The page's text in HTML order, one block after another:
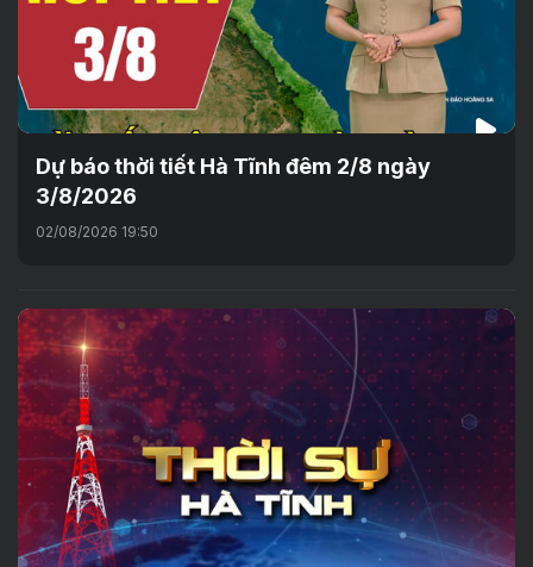
Dự báo thời tiết Hà Tĩnh đêm 2/8 ngày
3/8/2026
02/08/2026 19:50